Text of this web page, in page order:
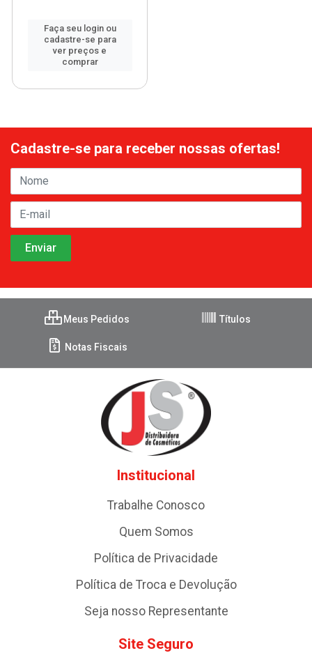
Faça seu login ou
cadastre-se para
ver preços e
comprar
Cadastre-se para receber nossas ofertas!
Meus Pedidos Títulos
Notas Fiscais
Institucional
Trabalhe Conosco
Quem Somos
Política de Privacidade
Política de Troca e Devolução
Seja nosso Representante
Site Seguro